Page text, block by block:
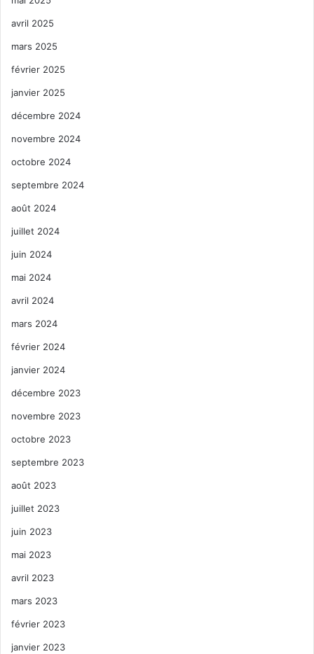
avril 2025
mars 2025
février 2025
janvier 2025
décembre 2024
novembre 2024
octobre 2024
septembre 2024
août 2024
juillet 2024
juin 2024
mai 2024
avril 2024
mars 2024
février 2024
janvier 2024
décembre 2023
novembre 2023
octobre 2023
septembre 2023
août 2023
juillet 2023
juin 2023
mai 2023
avril 2023
mars 2023
février 2023
janvier 2023